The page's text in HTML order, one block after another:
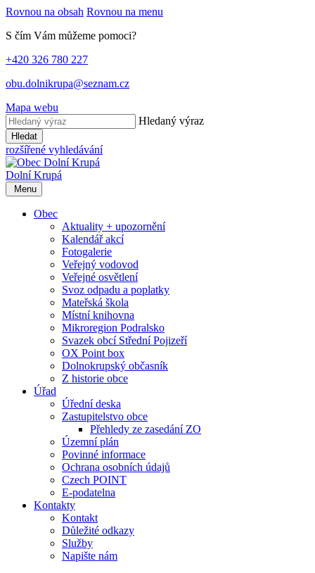
Rovnou na obsah Rovnou na menu
S čím Vám můžeme pomoci?
+420 326 780 227
obu.dolnikrupa@seznam.cz
Mapa webu
Hledaný výraz
Hledat
rozšířené vyhledávání
Dolní Krupá
Menu
Obec
Aktuality + upozornění
Kalendář akcí
Fotogalerie
Veřejný vodovod
Veřejné osvětlení
Svoz odpadu a poplatky
Mateřská škola
Místní knihovna
Mikroregion Podralsko
Svazek obcí Střední Pojizeří
OX Point box
Dolnokrupský občasník
Z historie obce
Úřad
Úřední deska
Zastupitelstvo obce
Přehledy ze zasedání ZO
Územní plán
Povinné informace
Ochrana osobních údajů
Czech POINT
E-podatelna
Kontakty
Kontakt
Důležité odkazy
Služby
Napište nám